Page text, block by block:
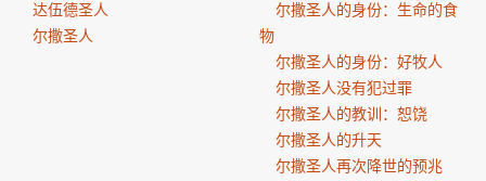
达伍德圣人
尔撒圣人
尔撒圣人的身份：生命的食
物
尔撒圣人的身份：好牧人
尔撒圣人没有犯过罪
尔撒圣人的教训：恕饶
尔撒圣人的升天
尔撒圣人再次降世的预兆